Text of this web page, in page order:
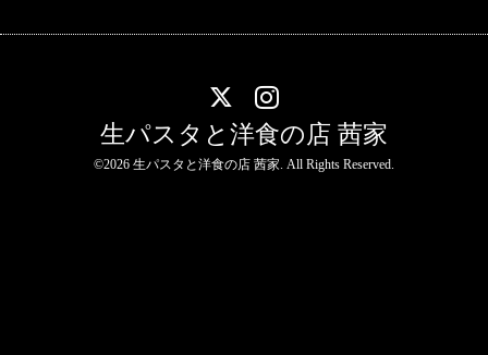
生パスタと洋食の店 茜家
©2026 生パスタと洋食の店 茜家. All Rights Reserved.